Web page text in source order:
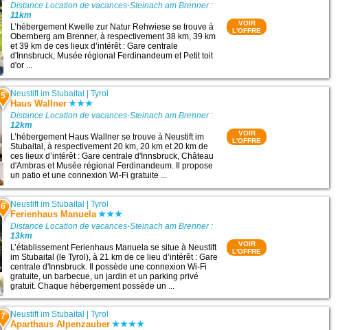
Distance Location de vacances-Steinach am Brenner :
11km
L’hébergement Kwelle zur Natur Rehwiese se trouve à
Obernberg am Brenner, à respectivement 38 km, 39 km
et 39 km de ces lieux d’intérêt : Gare centrale
d'Innsbruck, Musée régional Ferdinandeum et Petit toit
d'or ...
VOIR
L'OFFRE
5 Neustift im Stubaital |Tyrol
Haus Wallner
Distance Location de vacances-Steinach am Brenner :
12km
L’hébergement Haus Wallner se trouve à Neustift im
Stubaital, à respectivement 20 km, 20 km et 20 km de
ces lieux d’intérêt : Gare centrale d'Innsbruck, Château
d'Ambras et Musée régional Ferdinandeum. Il propose
un patio et une connexion Wi-Fi gratuite ...
VOIR
L'OFFRE
6 Neustift im Stubaital |Tyrol
Ferienhaus Manuela
Distance Location de vacances-Steinach am Brenner :
13km
L’établissement Ferienhaus Manuela se situe à Neustift
im Stubaital (le Tyrol), à 21 km de ce lieu d’intérêt : Gare
centrale d'Innsbruck. Il possède une connexion Wi-Fi
gratuite, un barbecue, un jardin et un parking privé
gratuit. Chaque hébergement possède un ...
VOIR
L'OFFRE
7 Neustift im Stubaital |Tyrol
Aparthaus Alpenzauber